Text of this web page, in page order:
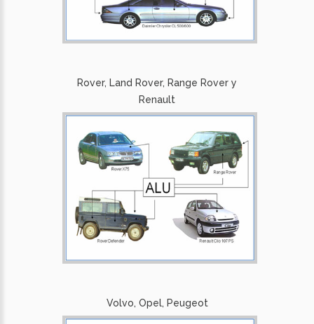
Rover, Land Rover, Range Rover y
Renault
Volvo, Opel, Peugeot